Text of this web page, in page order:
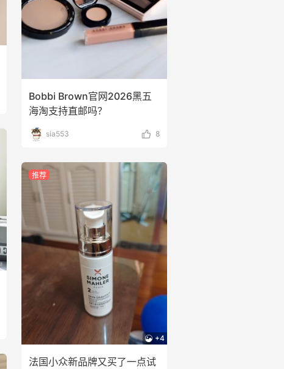
Bobbi Brown官网2026黑五
海淘支持直邮吗？
sia553 8
推荐
+4
法国小众新品牌又买了一点试